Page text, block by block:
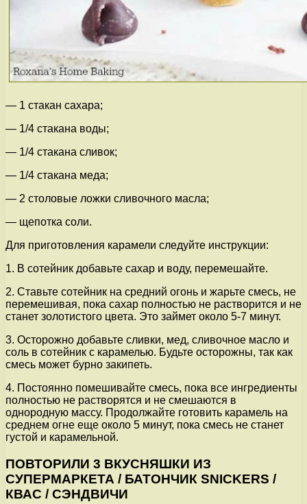
— 1 стакан сахара;
— 1/4 стакана воды;
— 1/4 стакана сливок;
— 1/4 стакана меда;
— 2 столовые ложки сливочного масла;
— щепотка соли.
Для приготовления карамели следуйте инструкции:
1. В сотейник добавьте сахар и воду, перемешайте.
2. Ставьте сотейник на средний огонь и жарьте смесь, не
перемешивая, пока сахар полностью не растворится и не
станет золотистого цвета. Это займет около 5-7 минут.
3. Осторожно добавьте сливки, мед, сливочное масло и
соль в сотейник с карамелью. Будьте осторожны, так как
смесь может бурно закипеть.
4. Постоянно помешивайте смесь, пока все ингредиенты
полностью не растворятся и не смешаются в
однородную массу. Продолжайте готовить карамель на
среднем огне еще около 5 минут, пока смесь не станет
густой и карамельной.
ПОВТОРИЛИ 3 ВКУСНЯШКИ ИЗ
СУПЕРМАРКЕТА / БАТОНЧИК SNICKERS /
КВАС / СЭНДВИЧИ